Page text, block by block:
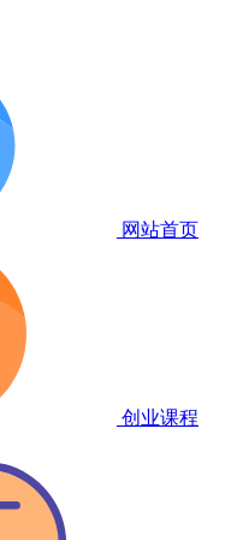
网站首页
创业课程